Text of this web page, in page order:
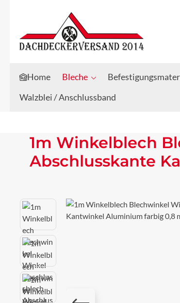
Zum Hauptinhalt springen
Zur Suche springen
Home Bleche
Walzblei / Anschlussband
1m Winkelblech
Abschlusskante
Bildergalerie überspringen